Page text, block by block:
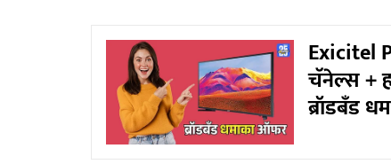
Exicitel
चॅनेल्स +
ब्रॉडबँड